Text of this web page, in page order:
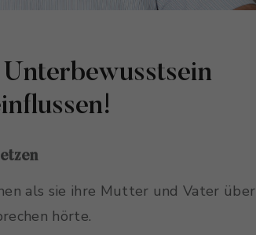
als sie ihre Mutter und Vater über
hörte.